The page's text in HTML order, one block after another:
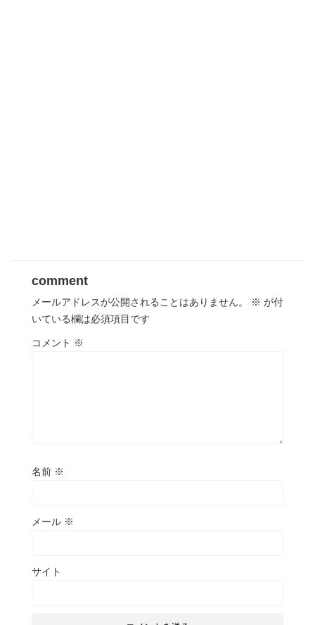
comment
メールアドレスが公開されることはありません。 ※ が付
いている欄は必須項目です
コメント ※
名前 ※
メール ※
サイト